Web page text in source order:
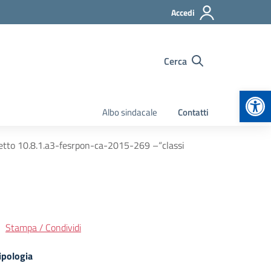
Accedi
Cerca
Albo sindacale Contatti
10.8.1.a3-fesrpon-ca-2015-269 –“classi
Stampa / Condividi